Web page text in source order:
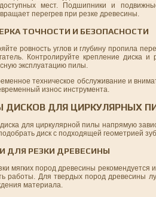
мест. Подшипники и
перегрев при резке древесины.
ТОЧНОСТИ И БЕЗОПАСНОСТИ
ровность углов и глубину пропила
Контролируйте крепление диска
эксплуатацию пилы.
техническое обслуживание и
износ инструмента.
ДИСКОВ ДЛЯ ЦИРКУЛЯРНЫХ
для циркулярной пилы напрямую
диск с подходящей геометрией
ДЛЯ РЕЗКИ ДРЕВЕСИНЫ
мягких пород древесины рекомендуется
работы. Для твердых пород древесины
материала.